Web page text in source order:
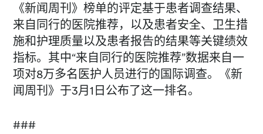
《新闻周刊》榜单的评定基于患者调查结果、
来自同行的医院推荐，以及患者安全、卫生措
施和护理质量以及患者报告的结果等关键绩效
指标。其中“来自同行的医院推荐”数据来自一
项对8万多名医护人员进行的国际调查。《新
闻周刊》于3月1日公布了这一排名。
###